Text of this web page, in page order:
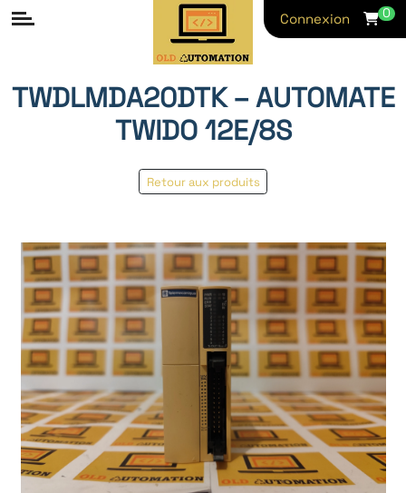
Connexion 0
TWDLMDA20DTK – AUTOMATE
TWIDO 12E/8S
Retour aux produits